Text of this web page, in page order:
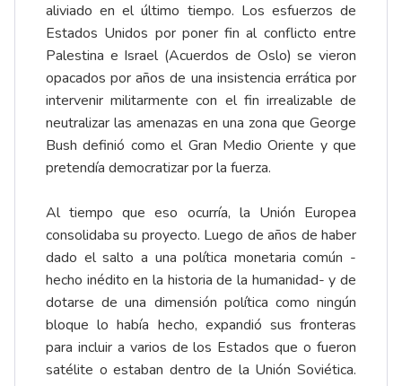
aliviado en el último tiempo. Los esfuerzos de
Estados Unidos por poner fin al conflicto entre
Palestina e Israel (Acuerdos de Oslo) se vieron
opacados por años de una insistencia errática por
intervenir militarmente con el fin irrealizable de
neutralizar las amenazas en una zona que George
Bush definió como el Gran Medio Oriente y que
pretendía democratizar por la fuerza.
Al tiempo que eso ocurría, la Unión Europea
consolidaba su proyecto. Luego de años de haber
dado el salto a una política monetaria común -
hecho inédito en la historia de la humanidad- y de
dotarse de una dimensión política como ningún
bloque lo había hecho, expandió sus fronteras
para incluir a varios de los Estados que o fueron
satélite o estaban dentro de la Unión Soviética.